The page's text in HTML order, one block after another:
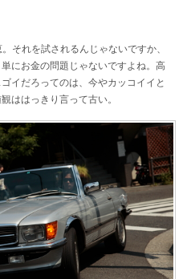
それを試されるんじゃないですか、
にお金の問題じゃないですよね。高
イだろってのは、今やカッコイイと
ははっきり言って古い。